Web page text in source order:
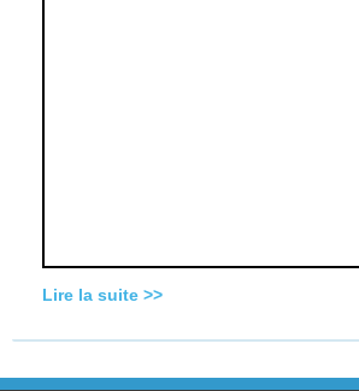
Lire la suite >>